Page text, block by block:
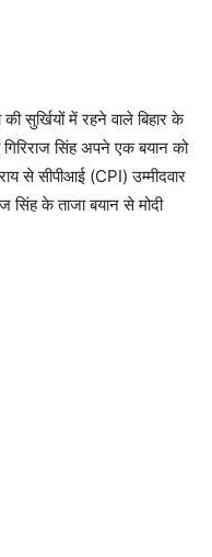
सुर्खियों में रहने वाले बिहार के
सिंह अपने एक बयान को
से सीपीआई (CPI) उम्मीदवार
सिंह के ताजा बयान से मोदी